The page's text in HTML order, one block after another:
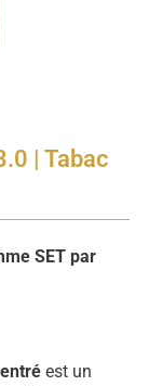
| Tabac
SET par
est un